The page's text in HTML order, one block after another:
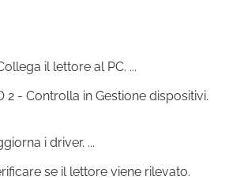
il lettore al PC. ...
2 - Controlla in Gestione dispositivi.
i driver. ...
se il lettore viene rilevato.